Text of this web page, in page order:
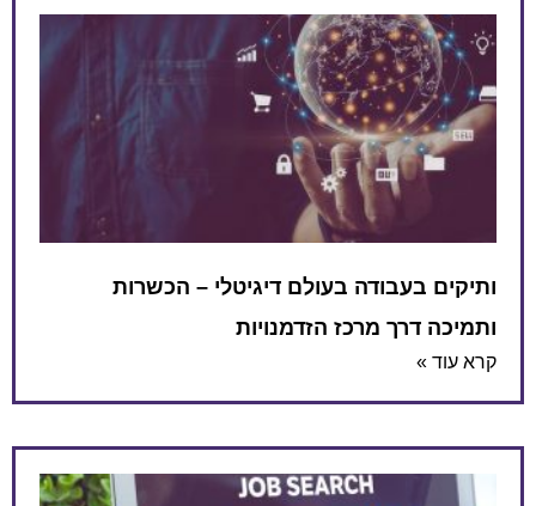
ותיקים בעבודה בעולם דיגיטלי – הכשרות
ותמיכה דרך מרכז הזדמנויות
קרא עוד »